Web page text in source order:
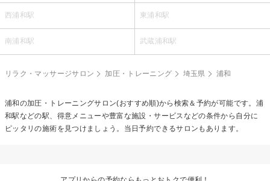
西浦和駅 東浦和駅
南浦和駅 武蔵浦和駅
リラク・マッサージサロン 加圧・トレーニング 埼玉県 浦和
浦和の加圧・トレーニングサロン(おすすめ順)から検索＆予約が可能です。浦
和駅などの駅、得意メニューや豊富な施設・サービスなどの条件から自分に
ピッタリの施術を見つけましょう。当日予約できるサロンもあります。